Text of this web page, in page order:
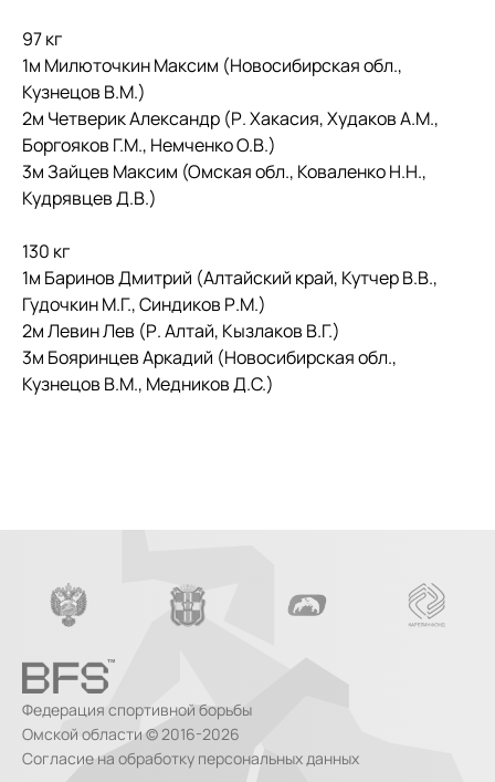
97 кг
1м Милюточкин Максим (Новосибирская обл.,
Кузнецов В.М.)
2м Четверик Александр (Р. Хакасия, Худаков А.М.,
Боргояков Г.М., Немченко О.В.)
3м Зайцев Максим (Омская обл., Коваленко Н.Н.,
Кудрявцев Д.В.)
130 кг
1м Баринов Дмитрий (Алтайский край, Кутчер В.В.,
Гудочкин М.Г., Синдиков Р.М.)
2м Левин Лев (Р. Алтай, Кызлаков В.Г.)
3м Бояринцев Аркадий (Новосибирская обл.,
Кузнецов В.М., Медников Д.С.)
Федерация спортивной борьбы
Омской области © 2016-2026
Согласие на обработку персональных данных